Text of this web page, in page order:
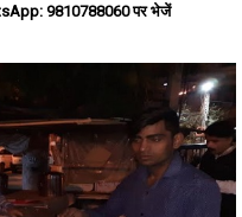
9810788060 पर भेजें